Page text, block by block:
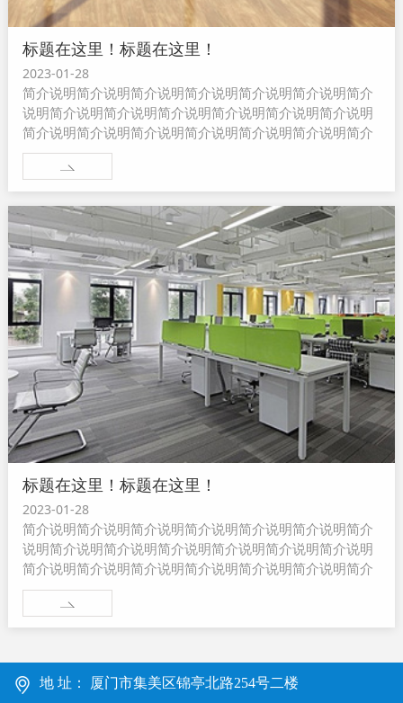
标题在这里！标题在这里！
2023-01-28
简介说明简介说明简介说明简介说明简介说明简介说明简介
说明简介说明简介说明简介说明简介说明简介说明简介说明
简介说明简介说明简介说明简介说明简介说明简介说明简介
说明简介说明简介说明...
标题在这里！标题在这里！
2023-01-28
简介说明简介说明简介说明简介说明简介说明简介说明简介
说明简介说明简介说明简介说明简介说明简介说明简介说明
简介说明简介说明简介说明简介说明简介说明简介说明简介
说明简介说明简介说明...
地 址： 厦门市集美区锦亭北路254号二楼